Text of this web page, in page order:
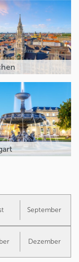
September
Dezember